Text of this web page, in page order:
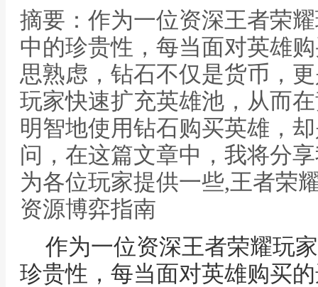
摘要：作为一位资深王者荣
中的珍贵性，每当面对英雄
思熟虑，钻石不仅是货币，
玩家快速扩充英雄池，从而
明智地使用钻石购买英雄，
问，在这篇文章中，我将分
为各位玩家提供一些,王者荣
资源博弈指南
作为一位资深王者荣耀玩
珍贵性，每当面对英雄购买